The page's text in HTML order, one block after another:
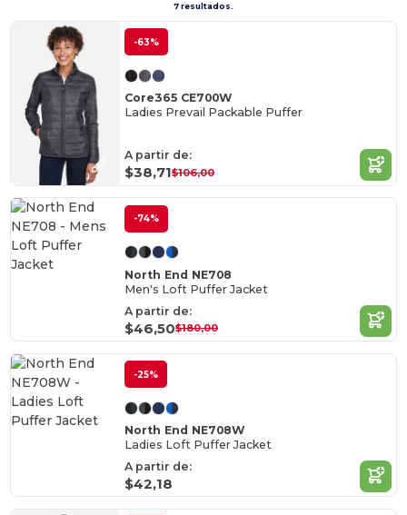
7 resultados.
-63%
Core365 CE700W
Ladies Prevail Packable Puffer
A partir de:
$38,71$106,00
-74%
North End NE708
Men's Loft Puffer Jacket
A partir de:
$46,50$180,00
-25%
North End NE708W
Ladies Loft Puffer Jacket
A partir de:
$42,18